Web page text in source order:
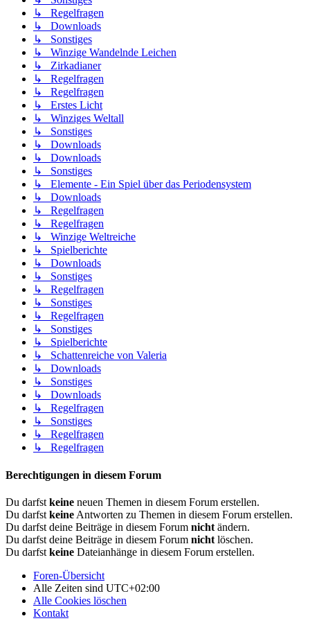
↳ Regelfragen
↳ Downloads
↳ Sonstiges
↳ Winzige Wandelnde Leichen
↳ Zirkadianer
↳ Regelfragen
↳ Regelfragen
↳ Erstes Licht
↳ Winziges Weltall
↳ Sonstiges
↳ Downloads
↳ Downloads
↳ Sonstiges
↳ Elemente - Ein Spiel über das Periodensystem
↳ Downloads
↳ Regelfragen
↳ Regelfragen
↳ Winzige Weltreiche
↳ Spielberichte
↳ Downloads
↳ Sonstiges
↳ Regelfragen
↳ Sonstiges
↳ Regelfragen
↳ Sonstiges
↳ Spielberichte
↳ Schattenreiche von Valeria
↳ Downloads
↳ Sonstiges
↳ Downloads
↳ Regelfragen
↳ Sonstiges
↳ Regelfragen
↳ Regelfragen
Berechtigungen in diesem Forum
Du darfst keine neuen Themen in diesem Forum erstellen.
Du darfst keine Antworten zu Themen in diesem Forum erstellen.
Du darfst deine Beiträge in diesem Forum nicht ändern.
Du darfst deine Beiträge in diesem Forum nicht löschen.
Du darfst keine Dateianhänge in diesem Forum erstellen.
Foren-Übersicht
Alle Zeiten sind UTC+02:00
Alle Cookies löschen
Kontakt